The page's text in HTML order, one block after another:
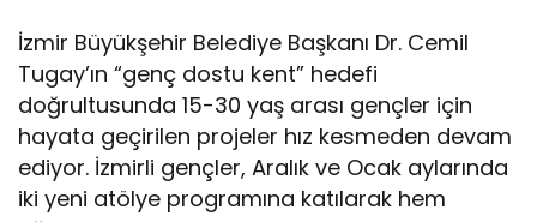
İzmir Büyükşehir Belediye Başkanı Dr. Cemil
Tugay’ın “genç dostu kent” hedefi
doğrultusunda 15-30 yaş arası gençler için
hayata geçirilen projeler hız kesmeden devam
ediyor. İzmirli gençler, Aralık ve Ocak aylarında
iki yeni atölye programına katılarak hem